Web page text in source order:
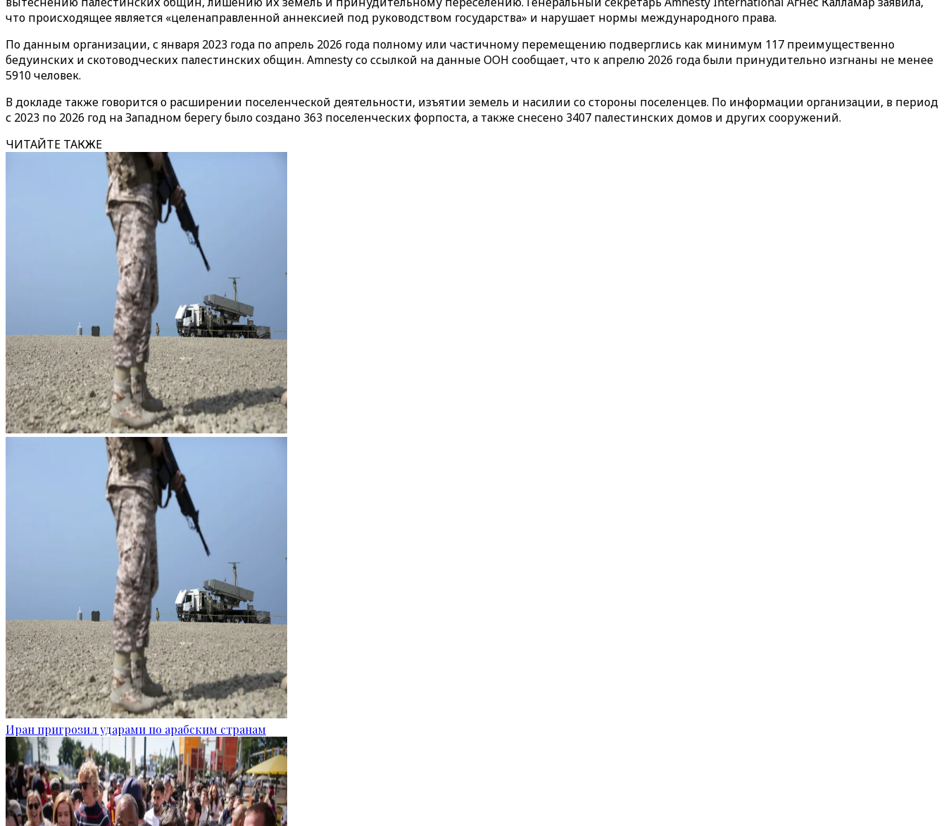
что происходящее является «целенаправленной аннексией под руководством государства» и нарушает нормы международного права.
По данным организации, с января 2023 года по апрель 2026 года полному или частичному перемещению подверглись как минимум 117 преимущественно
бедуинских и скотоводческих палестинских общин. Amnesty со ссылкой на данные ООН сообщает, что к апрелю 2026 года были принудительно изгнаны не менее
5910 человек.
В докладе также говорится о расширении поселенческой деятельности, изъятии земель и насилии со стороны поселенцев. По информации организации, в период
с 2023 по 2026 год на Западном берегу было создано 363 поселенческих форпоста, а также снесено 3407 палестинских домов и других сооружений.
ЧИТАЙТЕ ТАКЖЕ
Иран пригрозил ударами по арабским странам